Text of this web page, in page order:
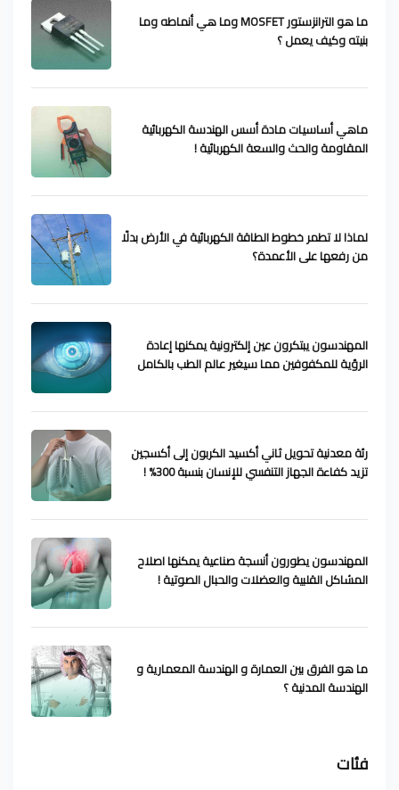
ما هو الترانزستور MOSFET وما هي أنماطه وما
بنيته وكيف يعمل ؟
ماهي أساسيات مادة أسس الهندسة الكهربائية
المقاومة والحث والسعة الكهربائية !
لماذا لا تطمر خطوط الطاقة الكهربائية في الأرض بدلًا
من رفعها على الأعمدة؟
المهندسون يبتكرون عين إلكترونية يمكنها إعادة
الرؤية للمكفوفين مما سيغير عالم الطب بالكامل
رئة معدنية تحويل ثاني أكسيد الكربون إلى أكسجين
تزيد كفاءة الجهاز التنفسي للإنسان بنسبة 300% !
المهندسون يطورون أنسجة صناعية يمكنها اصلاح
المشاكل القلبية والعضلات والحبال الصوتية !
ما هو الفرق بين العمارة و الهندسة المعمارية و
الهندسة المدنية ؟
فئات